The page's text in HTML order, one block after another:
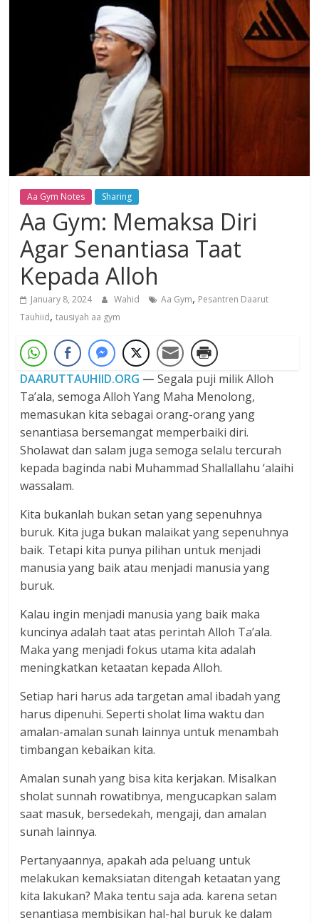
Aa Gym Notes Sharing
Aa Gym: Memaksa Diri
Agar Senantiasa Taat
Kepada Alloh
January 8, 2024 Wahid Aa Gym, Pesantren Daarut
Tauhiid,tausiyah aa gym
DAARUTTAUHIID.ORG —Segala puji milik Alloh
Ta’ala, semoga Alloh Yang Maha Menolong,
memasukan kita sebagai orang-orang yang
senantiasa bersemangat memperbaiki diri.
Sholawat dan salam juga semoga selalu tercurah
kepada baginda nabi Muhammad Shallallahu ‘alaihi
wassalam.
Kita bukanlah bukan setan yang sepenuhnya
buruk. Kita juga bukan malaikat yang sepenuhnya
baik. Tetapi kita punya pilihan untuk menjadi
manusia yang baik atau menjadi manusia yang
buruk.
Kalau ingin menjadi manusia yang baik maka
kuncinya adalah taat atas perintah Alloh Ta’ala.
Maka yang menjadi fokus utama kita adalah
meningkatkan ketaatan kepada Alloh.
Setiap hari harus ada targetan amal ibadah yang
harus dipenuhi. Seperti sholat lima waktu dan
amalan-amalan sunah lainnya untuk menambah
timbangan kebaikan kita.
Amalan sunah yang bisa kita kerjakan. Misalkan
sholat sunnah rowatibnya, mengucapkan salam
saat masuk, bersedekah, mengaji, dan amalan
sunah lainnya.
Pertanyaannya, apakah ada peluang untuk
melakukan kemaksiatan ditengah ketaatan yang
kita lakukan? Maka tentu saja ada. karena setan
senantiasa membisikan hal-hal buruk ke dalam